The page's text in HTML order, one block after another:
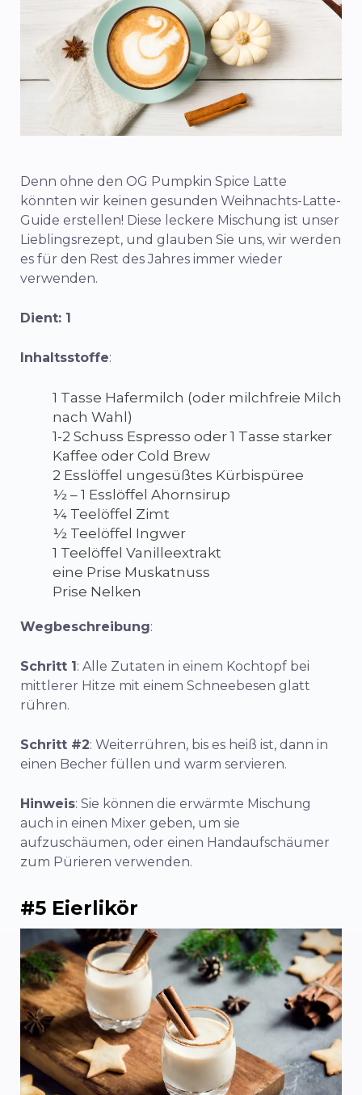
Denn ohne den OG Pumpkin Spice Latte
könnten wir keinen gesunden Weihnachts-Latte-
Guide erstellen! Diese leckere Mischung ist unser
Lieblingsrezept, und glauben Sie uns, wir werden
es für den Rest des Jahres immer wieder
verwenden.
Dient: 1
Inhaltsstoffe:
1 Tasse Hafermilch (oder milchfreie Milch
nach Wahl)
1-2 Schuss Espresso oder 1 Tasse starker
Kaffee oder Cold Brew
2 Esslöffel ungesüßtes Kürbispüree
½ – 1 Esslöffel Ahornsirup
¼ Teelöffel Zimt
½ Teelöffel Ingwer
1 Teelöffel Vanilleextrakt
eine Prise Muskatnuss
Prise Nelken
Wegbeschreibung:
Schritt 1: Alle Zutaten in einem Kochtopf bei
mittlerer Hitze mit einem Schneebesen glatt
rühren.
Schritt #2: Weiterrühren, bis es heiß ist, dann in
einen Becher füllen und warm servieren.
Hinweis: Sie können die erwärmte Mischung
auch in einen Mixer geben, um sie
aufzuschäumen, oder einen Handaufschäumer
zum Pürieren verwenden.
#5 Eierlikör